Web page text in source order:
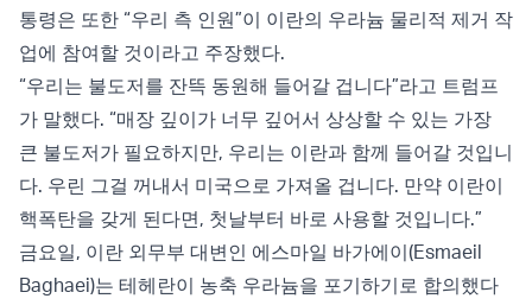
통령은 또한 “우리 측 인원”이 이란의 우라늄 물리적 제거 작
업에 참여할 것이라고 주장했다.
“우리는 불도저를 잔뜩 동원해 들어갈 겁니다”라고 트럼프
가 말했다. “매장 깊이가 너무 깊어서 상상할 수 있는 가장
큰 불도저가 필요하지만, 우리는 이란과 함께 들어갈 것입니
다. 우린 그걸 꺼내서 미국으로 가져올 겁니다. 만약 이란이
핵폭탄을 갖게 된다면, 첫날부터 바로 사용할 것입니다.”
금요일, 이란 외무부 대변인 에스마일 바가에이(Esmaeil
Baghaei)는 테헤란이 농축 우라늄을 포기하기로 합의했다